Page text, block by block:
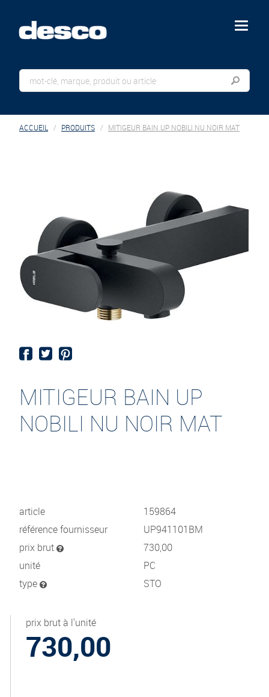
menu
ACCUEIL PRODUITS MITIGEUR BAIN UP NOBILI NU NOIR MAT
MITIGEUR BAIN UP
NOBILI NU NOIR MAT
article
159864
référence fournisseur
UP941101BM
prix brut
730,00
unité
PC
type
STO
prix brut à l'unité
730,00